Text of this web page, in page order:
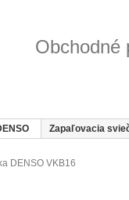
Obchodné
Zapaľovacia